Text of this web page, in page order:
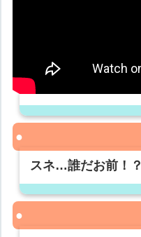
スネ…誰だお前！？